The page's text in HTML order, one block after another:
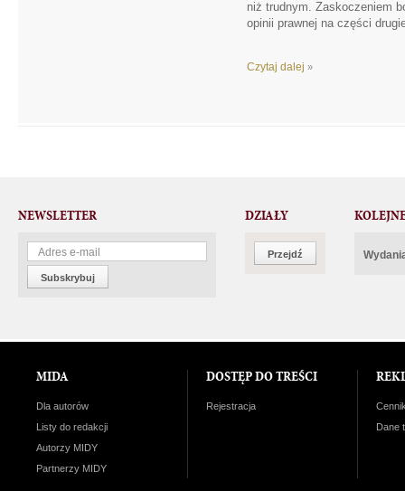
niż trudnym. Zaskoczeniem
opinii prawnej na części
Czytaj dalej »
NEWSLETTER
Subskrybuj
DZIAŁY
Przejdź
MIDA
Dla autorów
Listy do redakcji
Autorzy MIDY
Partnerzy MIDY
DOSTĘP DO TREŚCI
Rejestracja
Dane